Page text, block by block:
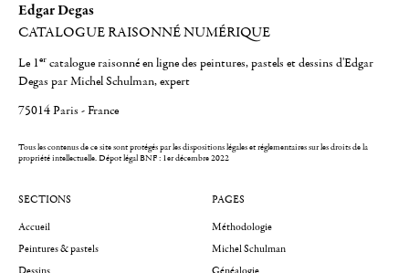
Edgar Degas
CATALOGUE RAISONNÉ NUMÉRIQUE
Le 1er catalogue raisonné en ligne des peintures, pastels et dessins d'Edgar
Degas par Michel Schulman, expert
75014 Paris - France
Tous les contenus de ce site sont protégés par les dispositions légales et réglementaires sur les droits de la
propriété intellectuelle.Dépot légal BNF : 1er décembre 2022
SECTIONS
Accueil
Peintures & pastels
PAGES
Méthodologie
Michel Schulman